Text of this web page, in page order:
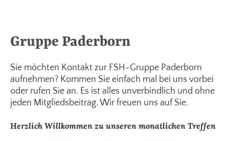
Gruppe Paderborn
Sie möchten Kontakt zur FSH-Gruppe Paderborn
aufnehmen? Kommen Sie einfach mal bei uns vorbei
oder rufen Sie an. Es ist alles unverbindlich und ohne
jeden Mitgliedsbeitrag. Wir freuen uns auf Sie.
Herzlich Willkommen zu unseren monatlichen Treffen